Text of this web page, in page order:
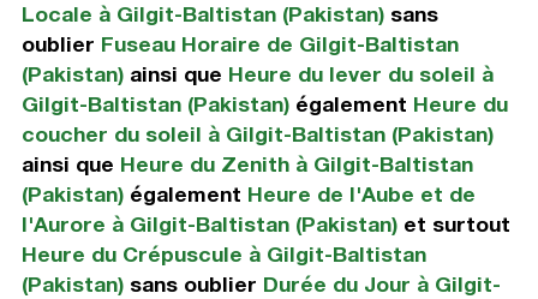
Locale à Gilgit-Baltistan (Pakistan)sans
oublier Fuseau Horaire de Gilgit-Baltistan
(Pakistan)ainsi que Heure du lever du soleil à
Gilgit-Baltistan (Pakistan)également Heure du
coucher du soleil à Gilgit-Baltistan (Pakistan)
ainsi que Heure du Zenith à Gilgit-Baltistan
(Pakistan)également Heure de l'Aube et de
l'Aurore à Gilgit-Baltistan (Pakistan)et surtout
Heure du Crépuscule à Gilgit-Baltistan
(Pakistan)sans oublier Durée du Jour à Gilgit-